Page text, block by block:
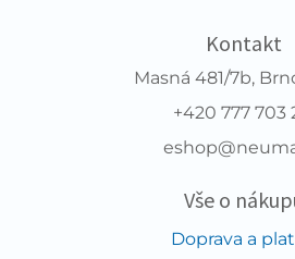
Kontakt
Masná 481/7b,
+420 777 703
Vše o
Doprava a